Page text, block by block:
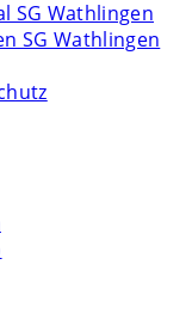
SG Wathlingen
SG Wathlingen